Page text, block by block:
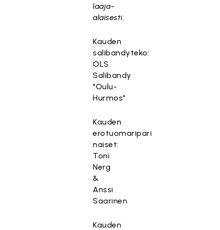
laaja-
alaisesti.
Kauden
salibandyteko:
OLS
Salibandy
"Oulu-
Hurmos"
Kauden
erotuomaripari
naiset:
Toni
Nerg
&
Anssi
Saarinen
Kauden